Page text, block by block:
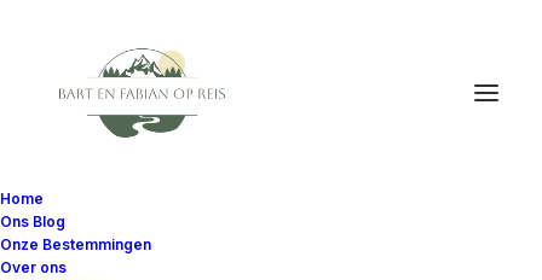
Home
Ons Blog
Onze Bestemmingen
Over ons